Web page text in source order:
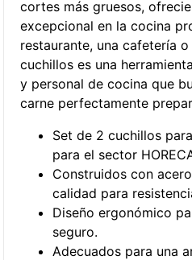
cortes más gruesos,
excepcional en la cocina
restaurante, una cafetería
cuchillos es una
y personal de cocina que
carne perfectamente
Set de 2 cuchillos
para el sector
Construidos con
calidad para
Diseño ergonómico
seguro.
Adecuados para una